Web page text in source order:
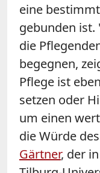
eine
gebunden ist.
die
begegnen,
Pflege ist
setzen oder
um einen
die Würde
Gärtner, der